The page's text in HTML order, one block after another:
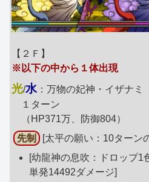
【２Ｆ】
※以下の中から１体出現
光/水：万物の妃神・イザナミ
１ターン
（HP371万、防御804）
先制
[太平の願い：10ター
[幼龍神の息吹：ドロップ1
単発14492ダメージ]